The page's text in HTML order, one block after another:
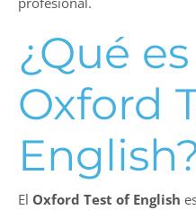
¿Qué
Oxford
El Oxford Test of English